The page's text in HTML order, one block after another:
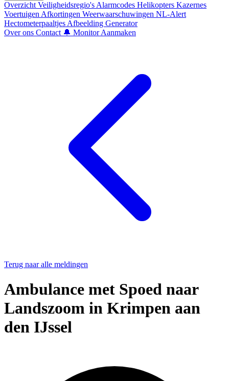
Overzicht Veiligheidsregio's Alarmcodes Helikopters Kazernes
Voertuigen Afkortingen Weerwaarschuwingen NL-Alert
Hectometerpaaltjes Afbeelding Generator
Over ons Contact 🔔 Monitor Aanmaken
Terug naar alle meldingen
Ambulance met Spoed naar
Landszoom in Krimpen aan
den IJssel